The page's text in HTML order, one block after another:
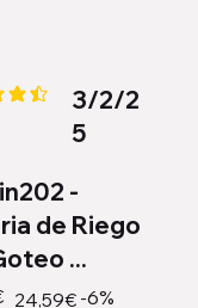
promedio es 4.4
3/2/2
5
-
de Riego
...
24,59€ -6%